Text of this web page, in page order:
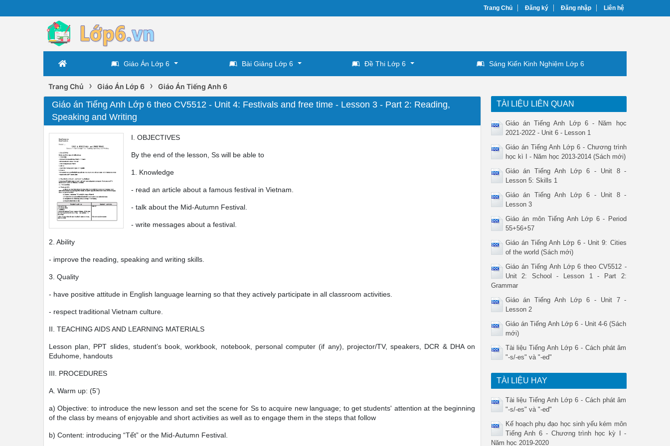
Trang Chủ Đăng ký Đăng nhập Liên hệ
Giáo Án Lớp 6 Bài Giảng Lớp 6 Đề Thi Lớp 6 Sáng Kiến Kinh Nghiệm Lớp 6
Trang Chủ › Giáo Án Lớp 6 › Giáo Án Tiếng Anh 6
Giáo án Tiếng Anh Lớp 6 theo CV5512 - Unit 4: Festivals and free time - Lesson 3 - Part 2: Reading,
Speaking and Writing
I. OBJECTIVES
By the end of the lesson, Ss will be able to
1. Knowledge
- read an article about a famous festival in Vietnam.
- talk about the Mid-Autumn Festival.
- write messages about a festival.
2. Ability
- improve the reading, speaking and writing skills.
3. Quality
- have positive attitude in English language learning so that they actively participate in all classroom activities.
- respect traditional Vietnam culture.
II. TEACHING AIDS AND LEARNING MATERIALS
Lesson plan, PPT slides, student’s book, workbook, notebook, personal computer (if any), projector/TV, speakers, DCR & DHA on
Eduhome, handouts
III. PROCEDURES
A. Warm up: (5’)
a) Objective: to introduce the new lesson and set the scene for Ss to acquire new language; to get students' attention at the beginning
of the class by means of enjoyable and short activities as well as to engage them in the steps that follow
b) Content: introducing “Tết” or the Mid-Autumn Festival.
TÀI LIỆU LIÊN QUAN
Giáo án Tiếng Anh Lớp 6 - Năm học
2021-2022 - Unit 6 - Lesson 1
Giáo án Tiếng Anh Lớp 6 - Chương trình
học kì I - Năm học 2013-2014 (Sách mới)
Giáo án Tiếng Anh Lớp 6 - Unit 8 -
Lesson 5: Skills 1
Giáo án Tiếng Anh Lớp 6 - Unit 8 -
Lesson 3
Giáo án môn Tiếng Anh Lớp 6 - Period
55+56+57
Giáo án Tiếng Anh Lớp 6 - Unit 9: Cities
of the world (Sách mới)
Giáo án Tiếng Anh Lớp 6 theo CV5512 -
Unit 2: School - Lesson 1 - Part 2:
Grammar
Giáo án Tiếng Anh Lớp 6 - Unit 7 -
Lesson 2
Giáo án Tiếng Anh Lớp 6 - Unit 4-6 (Sách
mới)
Tài liệu Tiếng Anh Lớp 6 - Cách phát âm
"-s/-es" và "-ed"
TÀI LIỆU HAY
Tài liệu Tiếng Anh Lớp 6 - Cách phát âm
"-s/-es" và "-ed"
Kế hoạch phụ đạo học sinh yếu kém môn
Tiếng Anh 6 - Chương trình học kỳ I -
Năm học 2019-2020